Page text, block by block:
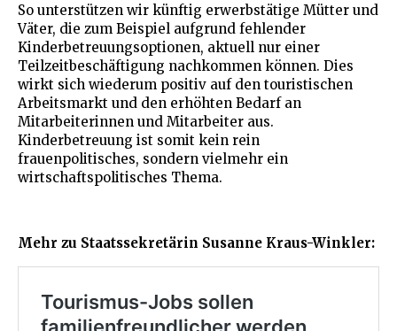
So unterstützen wir künftig erwerbstätige Mütter und
Väter, die zum Beispiel aufgrund fehlender
Kinderbetreuungsoptionen, aktuell nur einer
Teilzeitbeschäftigung nachkommen können. Dies
wirkt sich wiederum positiv auf den touristischen
Arbeitsmarkt und den erhöhten Bedarf an
Mitarbeiterinnen und Mitarbeiter aus.
Kinderbetreuung ist somit kein rein
frauenpolitisches, sondern vielmehr ein
wirtschaftspolitisches Thema.
Mehr zu Staatssekretärin Susanne Kraus-Winkler: